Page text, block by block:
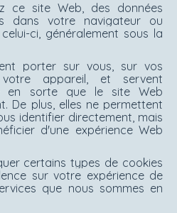
ce site Web, des données
dans votre navigateur ou
ci, généralement sous la
porter sur vous, sur vos
appareil, et servent
en sorte que le site Web
De plus, elles ne permettent
identifier directement, mais
d'une expérience Web
certains types de cookies
sur votre expérience de
que nous sommes en